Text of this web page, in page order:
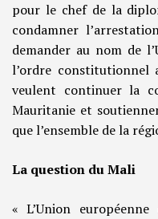
pour le chef de la
condamner
demander au nom de
l’ordre constitutionnel
veulent continuer la
Mauritanie et
que l’ensemble de la
La question du Mali
« L’Union